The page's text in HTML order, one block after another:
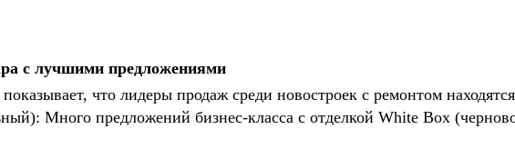
с лучшими предложениями
что лидеры продаж среди новостроек с ремонтом
Много предложений бизнес-класса с отделкой White Box